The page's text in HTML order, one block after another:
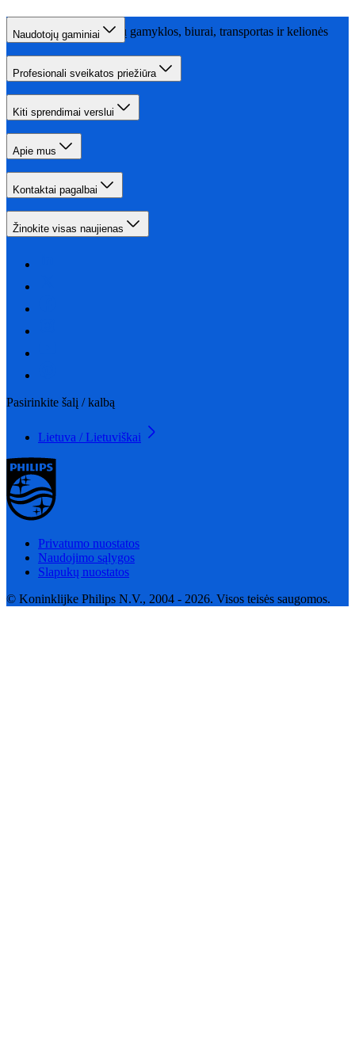
Mūsų veikla – mūsų gamyklos, biurai, transportas ir kelionės
Naudotojų gaminiai
Profesionali sveikatos priežiūra
Kiti sprendimai verslui
Apie mus
Kontaktai pagalbai
Žinokite visas naujienas
Pasirinkite šalį / kalbą
Lietuva / Lietuviškai
Privatumo nuostatos
Naudojimo sąlygos
Slapukų nuostatos
© Koninklijke Philips N.V., 2004 - 2026. Visos teisės saugomos.